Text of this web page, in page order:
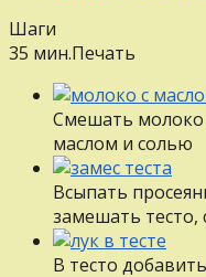
Шаги
35 мин.Печать
Смешать молоко
маслом и солью
Всыпать
замешать тесто,
В тесто